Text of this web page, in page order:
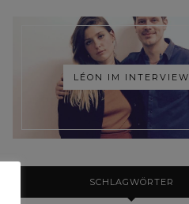
LÉON IM INTERVIEW
SCHLAGWÖRTER